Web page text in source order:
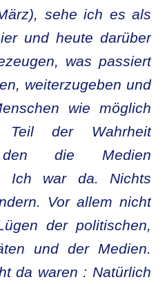
sehe ich es als
und heute darüber
was passiert
weiterzugeben und
wie möglich
der Wahrheit
den die Medien
Ich war da. Nichts
Vor allem nicht
der politischen,
und der Medien.
da waren : Natürlich